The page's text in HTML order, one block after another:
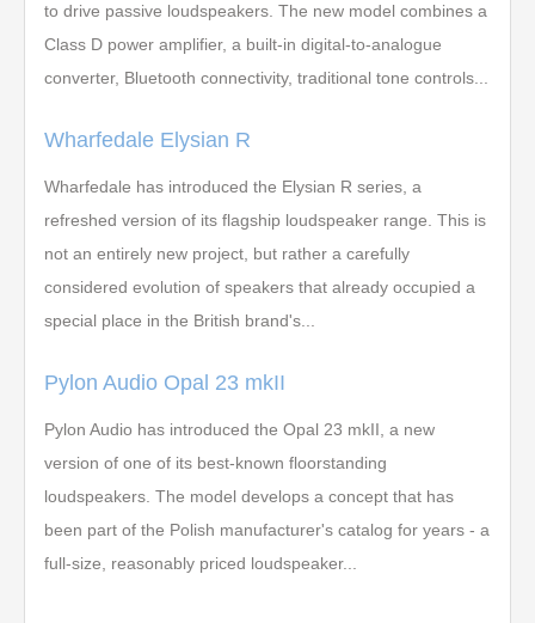
to drive passive loudspeakers. The new model combines a
Class D power amplifier, a built-in digital-to-analogue
converter, Bluetooth connectivity, traditional tone controls...
Wharfedale Elysian R
Wharfedale has introduced the Elysian R series, a
refreshed version of its flagship loudspeaker range. This is
not an entirely new project, but rather a carefully
considered evolution of speakers that already occupied a
special place in the British brand's...
Pylon Audio Opal 23 mkII
Pylon Audio has introduced the Opal 23 mkII, a new
version of one of its best-known floorstanding
loudspeakers. The model develops a concept that has
been part of the Polish manufacturer's catalog for years - a
full-size, reasonably priced loudspeaker...